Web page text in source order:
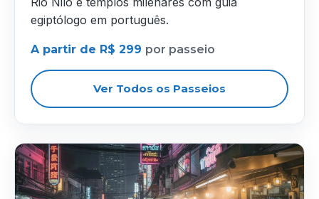
egiptólogo em português.
A partir de R$ 299 por passeio
Ver Todos os Passeios